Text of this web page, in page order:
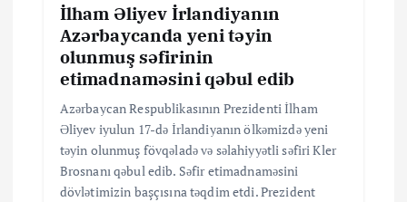
İlham Əliyev İrlandiyanın
Azərbaycanda yeni təyin
olunmuş səfirinin
etimadnaməsini qəbul edib
Azərbaycan Respublikasının Prezidenti İlham
Əliyev iyulun 17-də İrlandiyanın ölkəmizdə yeni
təyin olunmuş fövqəladə və səlahiyyətli səfiri Kler
Brosnanı qəbul edib. Səfir etimadnaməsini
dövlətimizin başçısına təqdim etdi. Prezident